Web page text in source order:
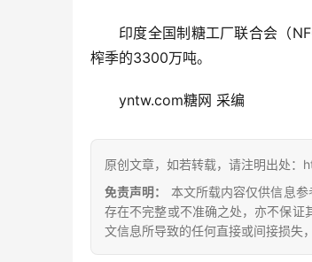
印度全国制糖工厂联合会（
榨季的3300万吨。
yntw.com糖网 采编
原创文章，如若转载，请注明出处
免责声明：
本文所载内容仅供信息
存在不完整或不准确之处，亦不保证
文信息所导致的任何直接或间接损失